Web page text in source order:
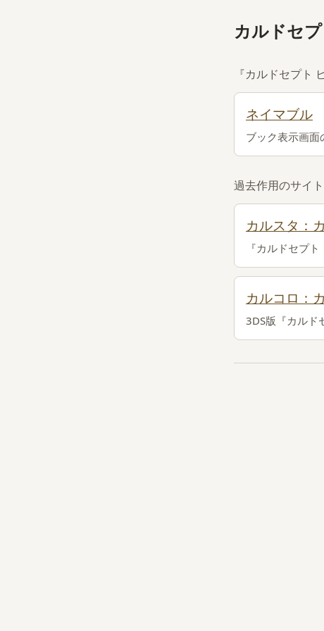
カルドセ
『カルドセプト
ネイマブル
ブック表示画面
過去作用のサイト
カルスタ：
『カルドセプ
カルコロ：
3DS版『カルド